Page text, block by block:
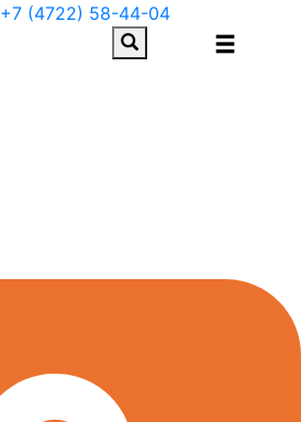
+7 (4722) 58-44-04